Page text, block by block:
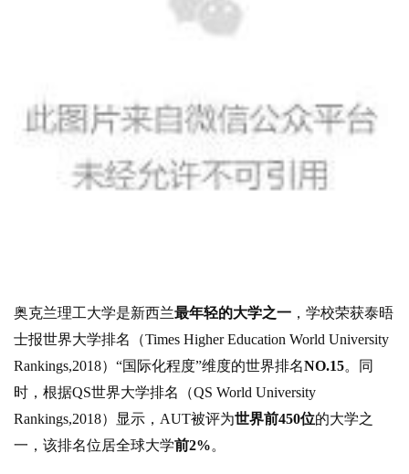
奥克兰理工大学是新西兰最年轻的大学之一 ，学校荣获泰晤
士报世界大学排名（Times Higher Education World University
Rankings,2018）“国际化程度”维度的世界排名NO.15。同
时，根据QS世界大学排名（QS World University
Rankings,2018）显示，AUT被评为世界前450位的大学之
一，该排名位居全球大学前2%。